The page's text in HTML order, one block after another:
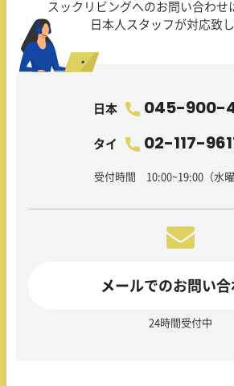
スックリビングへのお問い合わせ
日本人スタッフが対応致し
日本 045-900-
タイ 02-117-
受付時間 10:00~19:00（水曜
メールでのお問い合
24時間受付中